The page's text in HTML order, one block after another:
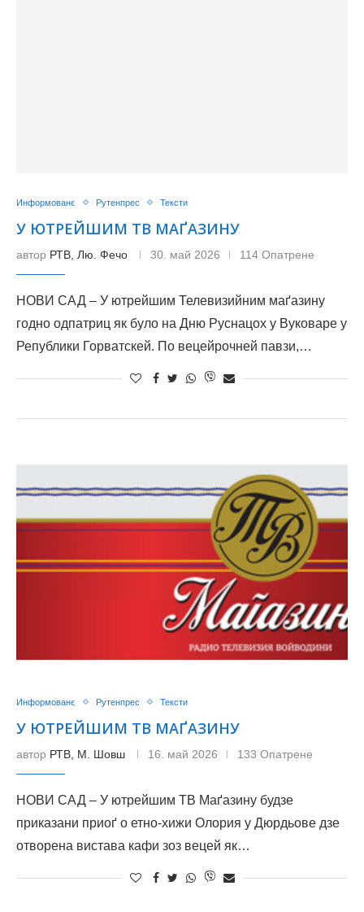
Информованє Рутенпрес Тексти
У ЮТРЕЙШИМ ТВ МАҐАЗИНУ
автор РТВ, Лю. Фечо 30. май 2026 114 Опатрене
НОВИ САД – У ютрейшим Телевизийним маґазину
годно одпатриц як було на Дню Руснацох у Вуковаре у
Републики Горватскей. По вецейрочней павзи,…
Информованє Рутенпрес Тексти
У ЮТРЕЙШИМ ТВ МАҐАЗИНУ
автор РТВ, М. Шовш 16. май 2026 133 Опатрене
НОВИ САД – У ютрейшим ТВ Маґазину будзе
приказани приоґ о етно-хижи Олория у Дюрдьове дзе
отворена вистава кафи зоз вецей як…